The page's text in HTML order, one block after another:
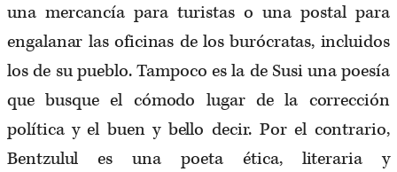
una mercancía para turistas o una postal para
engalanar las oficinas de los burócratas, incluidos
los de su pueblo. Tampoco es la de Susi una poesía
que busque el cómodo lugar de la corrección
política y el buen y bello decir. Por el contrario,
Bentzulul es una poeta ética, literaria y